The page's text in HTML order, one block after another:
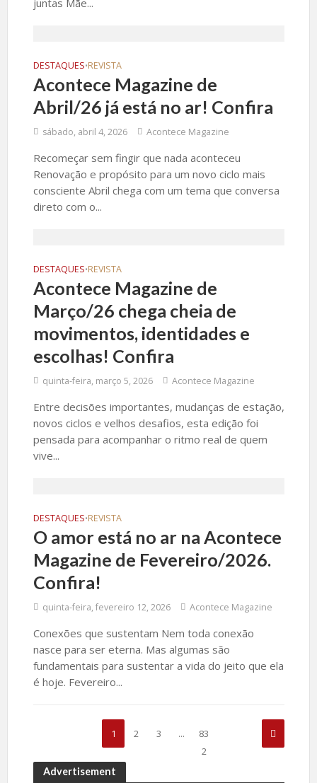
juntas Mãe...
DESTAQUES•REVISTA
Acontece Magazine de
Abril/26 já está no ar! Confira
sábado, abril 4, 2026 Acontece Magazine
Recomeçar sem fingir que nada aconteceu
Renovação e propósito para um novo ciclo mais
consciente Abril chega com um tema que conversa
direto com o...
DESTAQUES•REVISTA
Acontece Magazine de
Março/26 chega cheia de
movimentos, identidades e
escolhas! Confira
quinta-feira, março 5, 2026 Acontece Magazine
Entre decisões importantes, mudanças de estação,
novos ciclos e velhos desafios, esta edição foi
pensada para acompanhar o ritmo real de quem
vive...
DESTAQUES•REVISTA
O amor está no ar na Acontece
Magazine de Fevereiro/2026.
Confira!
quinta-feira, fevereiro 12, 2026 Acontece Magazine
Conexões que sustentam Nem toda conexão
nasce para ser eterna. Mas algumas são
fundamentais para sustentar a vida do jeito que ela
é hoje. Fevereiro...
1 2 3 …
83
2
Advertisement